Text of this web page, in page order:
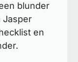
blunder
Jasper
en